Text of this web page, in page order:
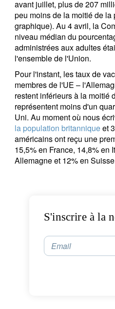
avant juillet, plus de 207
peu moins de la moitié de
graphique). Au 4 avril, la
niveau médian du
administrées aux adultes
l'ensemble de l'Union.
Pour l'instant, les taux de
membres de l'UE –
restent inférieurs à la moitié
représentent moins d'un
Uni. Au moment où nous
la population britanniqueet
américains ont reçu une
15,5% en France, 14,8% en
Allemagne et 12% en
S'inscrire à la
Email